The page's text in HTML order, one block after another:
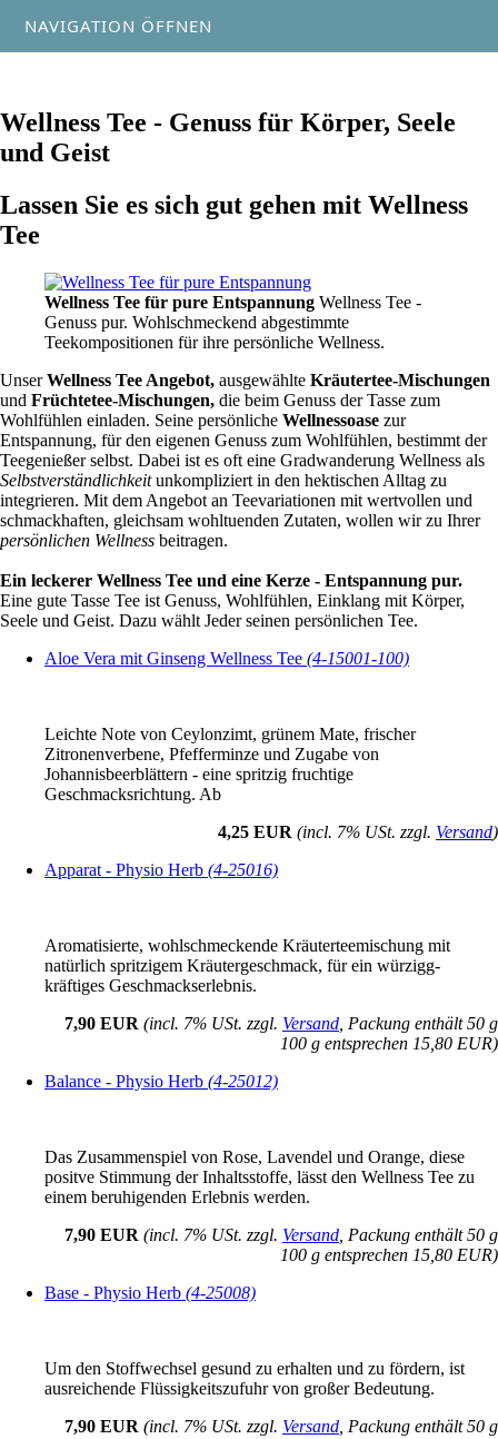
NAVIGATION ÖFFNEN
Wellness Tee - Genuss für Körper, Seele
und Geist
Lassen Sie es sich gut gehen mit Wellness
Tee
Wellness Tee für pure Entspannung Wellness Tee -
Genuss pur. Wohlschmeckend abgestimmte
Teekompositionen für ihre persönliche Wellness.
UnserWellness Tee Angebot, ausgewählte Kräutertee-Mischungen
und Früchtetee-Mischungen, die beim Genuss der Tasse zum
Wohlfühlen einladen. Seine persönliche Wellnessoase zur
Entspannung, für den eigenen Genuss zum Wohlfühlen, bestimmt der
Teegenießer selbst. Dabei ist es oft eine Gradwanderung Wellness als
Selbstverständlichkeitunkompliziert in den hektischen Alltag zu
integrieren. Mit dem Angebot an Teevariationen mit wertvollen und
schmackhaften, gleichsam wohltuenden Zutaten, wollen wir zu Ihrer
persönlichen Wellness beitragen.
Ein leckerer Wellness Tee und eine Kerze - Entspannung pur.
Eine gute Tasse Tee ist Genuss, Wohlfühlen, Einklang mit Körper,
Seele und Geist. Dazu wählt Jeder seinen persönlichen Tee.
Aloe Vera mit Ginseng Wellness Tee (4-15001-100)
Leichte Note von Ceylonzimt, grünem Mate, frischer
Zitronenverbene, Pfefferminze und Zugabe von
Johannisbeerblättern - eine spritzig fruchtige
Geschmacksrichtung. Ab
4,25 EUR (incl. 7% USt. zzgl. Versand)
Apparat - Physio Herb (4-25016)
Aromatisierte, wohlschmeckende Kräuterteemischung mit
natürlich spritzigem Kräutergeschmack, für ein würzigg-
kräftiges Geschmackserlebnis.
7,90 EUR (incl. 7% USt. zzgl. Versand , Packung enthält 50 g
100 g entsprechen 15,80 EUR)
Balance - Physio Herb (4-25012)
Das Zusammenspiel von Rose, Lavendel und Orange, diese
positve Stimmung der Inhaltsstoffe, lässt den Wellness Tee zu
einem beruhigenden Erlebnis werden.
7,90 EUR (incl. 7% USt. zzgl. Versand , Packung enthält 50 g
100 g entsprechen 15,80 EUR)
Base - Physio Herb (4-25008)
Um den Stoffwechsel gesund zu erhalten und zu fördern, ist
ausreichende Flüssigkeitszufuhr von großer Bedeutung.
7,90 EUR (incl. 7% USt. zzgl. Versand , Packung enthält 50 g